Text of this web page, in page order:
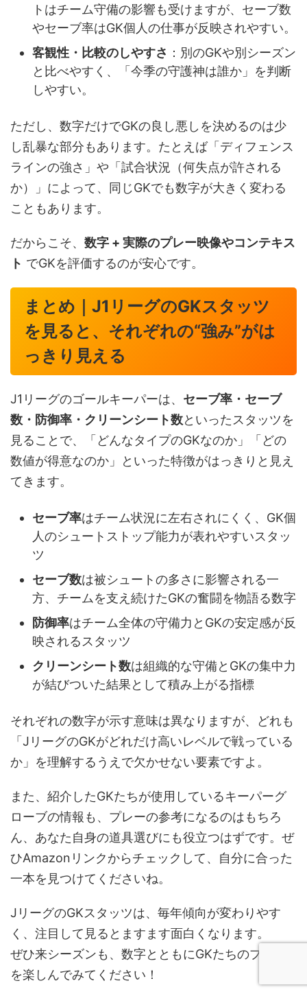
トはチーム守備の影響も受けますが、セーブ数
やセーブ率はGK個人の仕事が反映されやすい。
客観性・比較のしやすさ ：別のGKや別シーズン
と比べやすく、「今季の守護神は誰か」を判断
しやすい。
ただし、数字だけでGKの良し悪しを決めるのは少
し乱暴な部分もあります。たとえば「ディフェンス
ラインの強さ」や「試合状況（何失点が許される
か）」によって、同じGKでも数字が大きく変わる
こともあります。
だからこそ、 数字 + 実際のプレー映像やコンテキス
ト でGKを評価するのが安心です。
まとめ｜J1リーグのGKスタッツ
を見ると、それぞれの“強み”がは
っきり見える
J1リーグのゴールキーパーは、 セーブ率・セーブ
数・防御率・クリーンシート数といったスタッツを
見ることで、「どんなタイプのGKなのか」「どの
数値が得意なのか」といった特徴がはっきりと見え
てきます。
セーブ率はチーム状況に左右されにくく、GK個
人のシュートストップ能力が表れやすいスタッ
ツ
セーブ数は被シュートの多さに影響される一
方、チームを支え続けたGKの奮闘を物語る数字
防御率はチーム全体の守備力とGKの安定感が反
映されるスタッツ
クリーンシート数は組織的な守備とGKの集中力
が結びついた結果として積み上がる指標
それぞれの数字が示す意味は異なりますが、どれも
「JリーグのGKがどれだけ高いレベルで戦っている
か」を理解するうえで欠かせない要素ですよ。
また、紹介したGKたちが使用しているキーパーグ
ローブの情報も、プレーの参考になるのはもちろ
ん、あなた自身の道具選びにも役立つはずです。ぜ
ひAmazonリンクからチェックして、自分に合った
一本を見つけてくださいね。
JリーグのGKスタッツは、毎年傾向が変わりやす
く、注目して見るとますます面白くなります。
ぜひ来シーズンも、数字とともにGKたちのプレー
を楽しんでみてください！